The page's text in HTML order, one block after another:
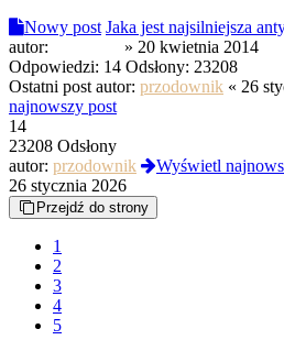
Nowy post Jaka jest najsilniejsza
autor:
» 20 kwietnia 2014
Odpowiedzi: 14 Odsłony: 23208
Ostatni post autor: przodownik « 26
najnowszy post
14
23208 Odsłony
autor: przodownik
Wyświetl
26 stycznia 2026
Przejdź do strony
1
2
3
4
5